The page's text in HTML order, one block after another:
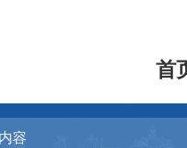
首